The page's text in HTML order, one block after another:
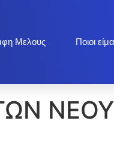
Μελους Ποιοι